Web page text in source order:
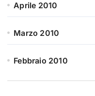
Aprile 2010
Marzo 2010
Febbraio 2010